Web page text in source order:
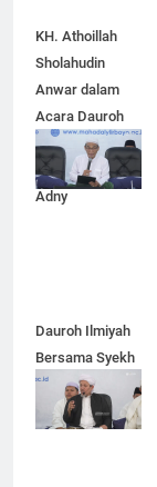
KH. Athoillah
Sholahudin
Anwar dalam
Acara Dauroh
Ilmiah bersama
Syekh Yasir Al-
Adny
Dauroh Ilmiyah
Bersama Syekh
Yasir Al-Adny